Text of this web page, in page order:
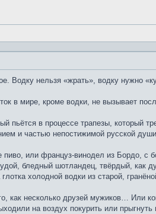
Водку нельзя «жрать», водку нужно
в мире, кроме водки, не вызывает
пьётся в процессе трапезы, который
и частью непостижимой русской
пиво, или француз-винодел из Бордо,
бледный шотландец, твёрдый, как
холодной водки из старой,
как несколько друзей мужиков… Или
на воздух покурить или